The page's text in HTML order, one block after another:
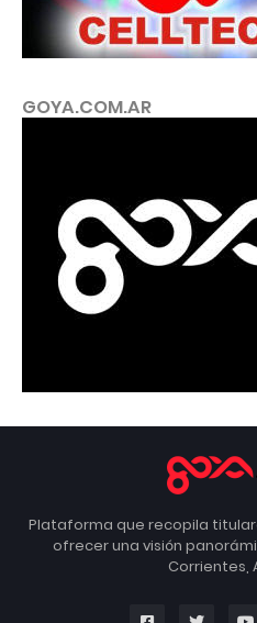
GOYA.COM.AR
Plataforma que recopila
ofrecer una visión
Corrientes,